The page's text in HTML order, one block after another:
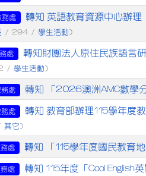
務處
轉知 英語教育資源中心辦理
/ 294 /學生活動 )
處
轉知財團法人原住民族語言
/學生活動 )
務處 轉知 「2026澳洲AMC數學
務處
轉知 教育部辦理115學年度
其它 )
處 轉知 「115學年度國民教育
處 轉知 115年度「Cool English